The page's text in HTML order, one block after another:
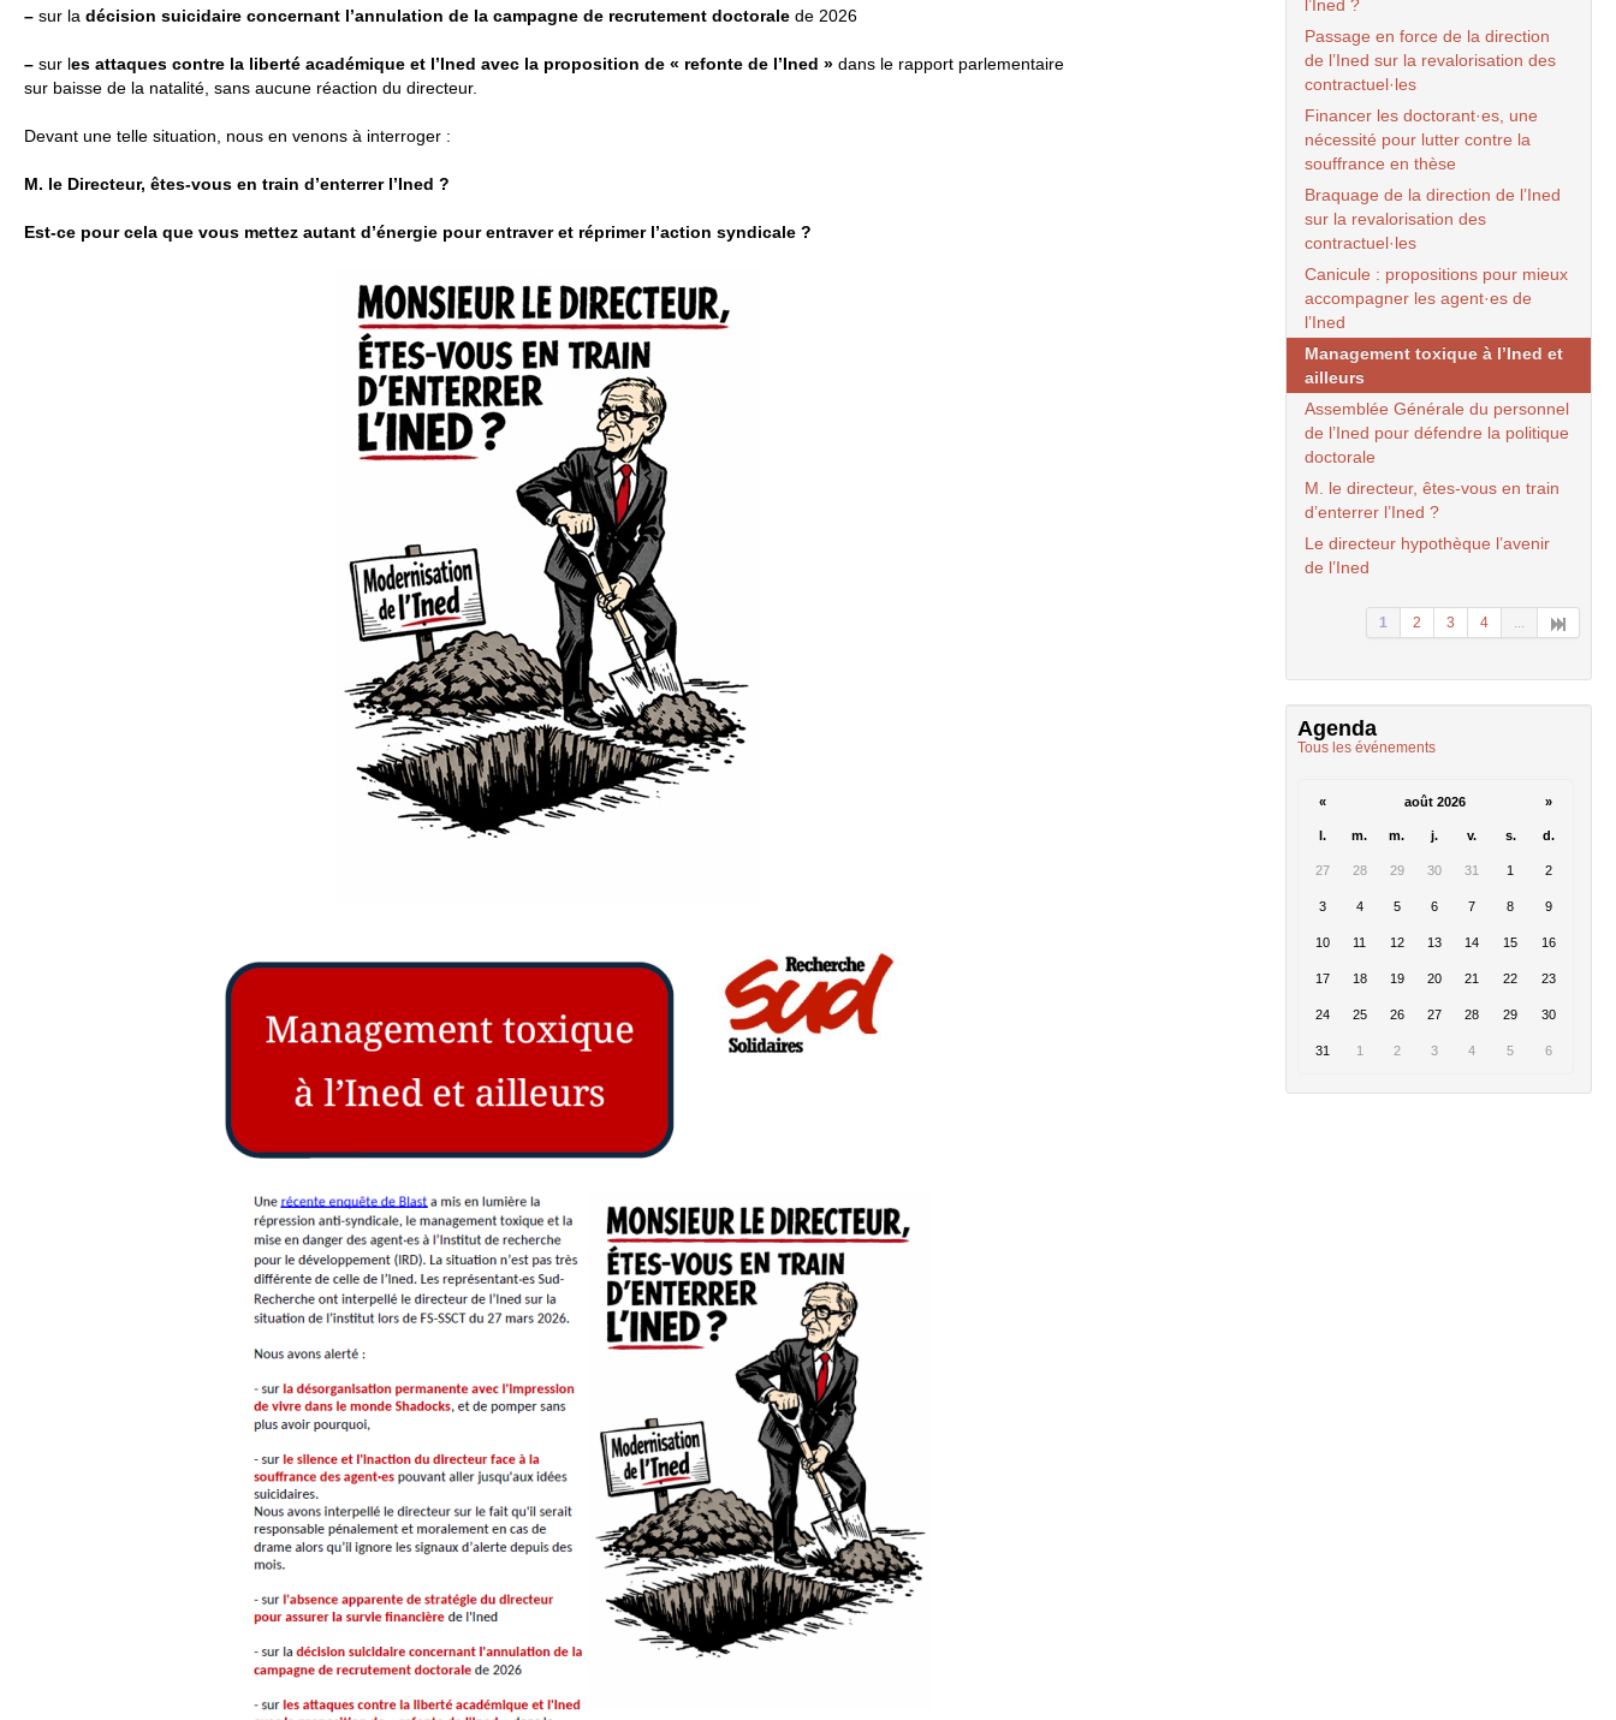
– sur la décision suicidaire concernant l’annulation de la campagne de recrutement doctorale de 2026
– sur les attaques contre la liberté académique et l’Ined avec la proposition de « refonte de l’Ined » dans le rapport parlementaire
sur baisse de la natalité, sans aucune réaction du directeur.
Devant une telle situation, nous en venons à interroger :
M. le Directeur, êtes-vous en train d’enterrer l’Ined ?
Est-ce pour cela que vous mettez autant d’énergie pour entraver et réprimer l’action syndicale ?
l’Ined ?
Passage en force de la direction
de l’Ined sur la revalorisation des
contractuel·les
Financer les doctorant·es, une
nécessité pour lutter contre la
souffrance en thèse
Braquage de la direction de l’Ined
sur la revalorisation des
contractuel·les
Canicule : propositions pour mieux
accompagner les agent·es de
l’Ined
Management toxique à l’Ined et
ailleurs
Assemblée Générale du personnel
de l’Ined pour défendre la politique
doctorale
M. le directeur, êtes-vous en train
d’enterrer l’Ined ?
Le directeur hypothèque l’avenir
de l’Ined
1 2 3 4 ...
Agenda
Tous les événements
« août 2026 »
l. m. m. j. v. s. d.
27 28 29 30 31 1 2
3 4 5 6 7 8 9
10 11 12 13 14 15 16
17 18 19 20 21 22 23
24 25 26 27 28 29 30
31 1 2 3 4 5 6